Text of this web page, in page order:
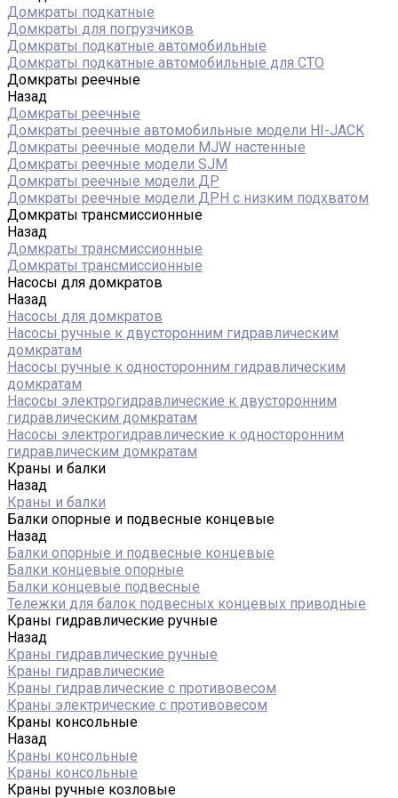
Домкраты подкатные
Домкраты для погрузчиков
Домкраты подкатные автомобильные
Домкраты подкатные автомобильные для СТО
Домкраты реечные
Назад
Домкраты реечные
Домкраты реечные автомобильные модели HI-JACK
Домкраты реечные модели MJW настенные
Домкраты реечные модели SJM
Домкраты реечные модели ДР
Домкраты реечные модели ДРН с низким подхватом
Домкраты трансмиссионные
Назад
Домкраты трансмиссионные
Домкраты трансмиссионные
Насосы для домкратов
Назад
Насосы для домкратов
Насосы ручные к двусторонним гидравлическим
домкратам
Насосы ручные к односторонним гидравлическим
домкратам
Насосы электрогидравлические к двусторонним
гидравлическим домкратам
Насосы электрогидравлические к односторонним
гидравлическим домкратам
Краны и балки
Назад
Краны и балки
Балки опорные и подвесные концевые
Назад
Балки опорные и подвесные концевые
Балки концевые опорные
Балки концевые подвесные
Тележки для балок подвесных концевых приводные
Краны гидравлические ручные
Назад
Краны гидравлические ручные
Краны гидравлические
Краны гидравлические с противовесом
Краны электрические с противовесом
Краны консольные
Назад
Краны консольные
Краны консольные
Краны ручные козловые